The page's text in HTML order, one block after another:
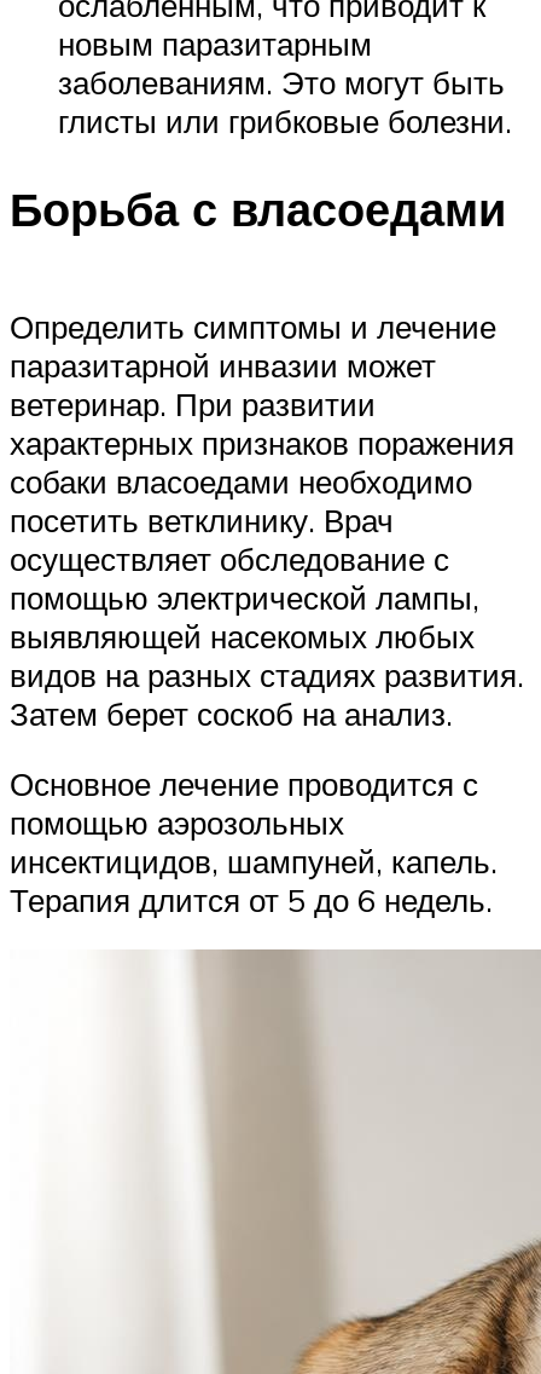
новым паразитарным
заболеваниям. Это могут быть
глисты или грибковые болезни.
Борьба с власоедами
Определить симптомы и лечение
паразитарной инвазии может
ветеринар. При развитии
характерных признаков поражения
собаки власоедами необходимо
посетить ветклинику. Врач
осуществляет обследование с
помощью электрической лампы,
выявляющей насекомых любых
видов на разных стадиях развития.
Затем берет соскоб на анализ.
Основное лечение проводится с
помощью аэрозольных
инсектицидов, шампуней, капель.
Терапия длится от 5 до 6 недель.